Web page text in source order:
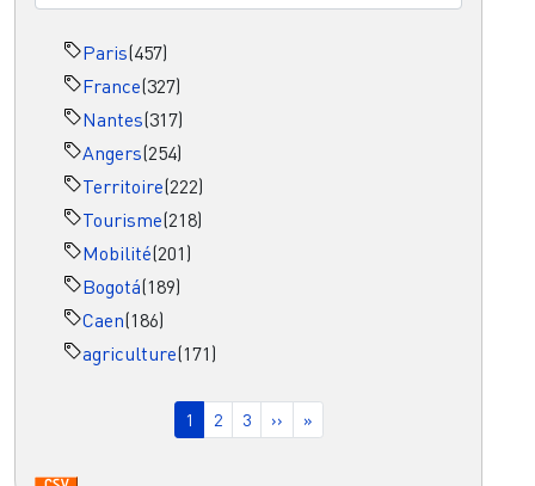
Paris(457)
France(327)
Nantes(317)
Angers(254)
Territoire(222)
Tourisme(218)
Mobilité(201)
Bogotá(189)
Caen(186)
agriculture(171)
Page courante
1 Page
2 Page
3 Page suivante
›› Dernière page
»